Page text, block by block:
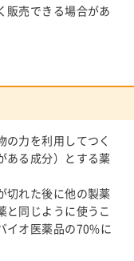
販売できる場合があ
の力を利用してつく
ある成分）とする薬
切れた後に他の製薬
と同じように使うこ
イオ医薬品の70%に